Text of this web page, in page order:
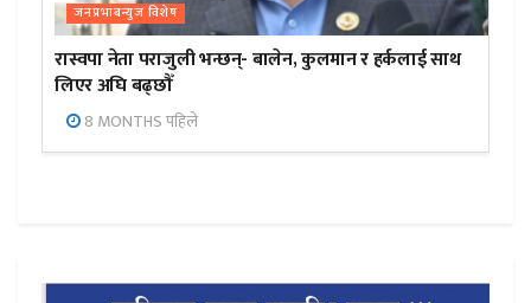
जनप्रभाबन्युज विशेष
रास्वपा नेता पराजुली भन्छन्- बालेन, कुलमान र हर्कलाई साथ
लिएर अघि बढ्छौँ
8 MONTHS पहिले